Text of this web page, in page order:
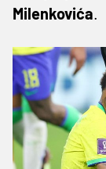
Milenkovića.